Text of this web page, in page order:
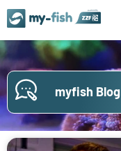
myfish Blog